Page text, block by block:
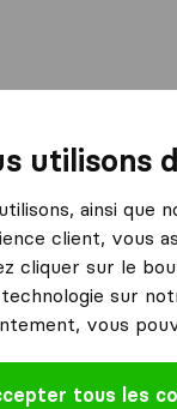
à La
utilisons
ainsi que
client, vous
cliquer sur le
sur
vous
tous les